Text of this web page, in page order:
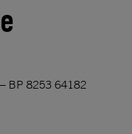
BP 8253 64182